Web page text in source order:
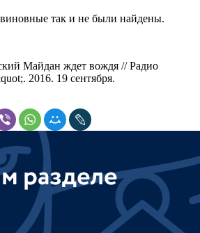
так и не были найдены.
Майдан ждет вождя // Радио
2016. 19 сентября.